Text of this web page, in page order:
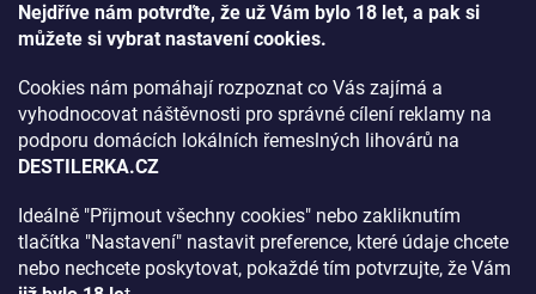
Nejdříve nám potvrďte, že už Vám bylo 18 let, a pak si
můžete si vybrat nastavení cookies.
Cookies nám pomáhají rozpoznat co Vás zajímá a
vyhodnocovat náštěvnosti pro správné cílení reklamy na
podporu domácích lokálních řemeslných lihovárů na
DESTILERKA.CZ
Ideálně "Přijmout všechny cookies" nebo zakliknutím
tlačítka "Nastavení" nastavit preference, které údaje chcete
nebo nechcete poskytovat, pokaždé tím potvrzujte, že Vám
Napsali v TÝDNU o naší práci
Rozhovor s DESTILERKA.CZ v magazínu DRINKING-CAT
Jak vybrat dárek na Vánoce
Archiv